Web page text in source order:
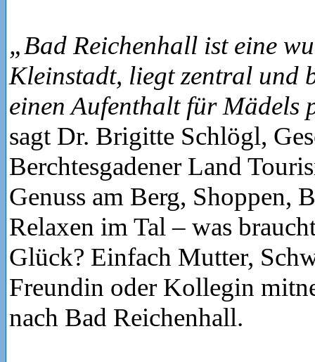
„Bad Reichenhall ist eine
Kleinstadt, liegt zentral und
einen Aufenthalt für Mädels
sagt Dr. Brigitte Schlögl,
Berchtesgadener Land
Genuss am Berg, Shoppen,
Relaxen im Tal – was
Glück? Einfach Mutter,
Freundin oder Kollegin
nach Bad Reichenhall.